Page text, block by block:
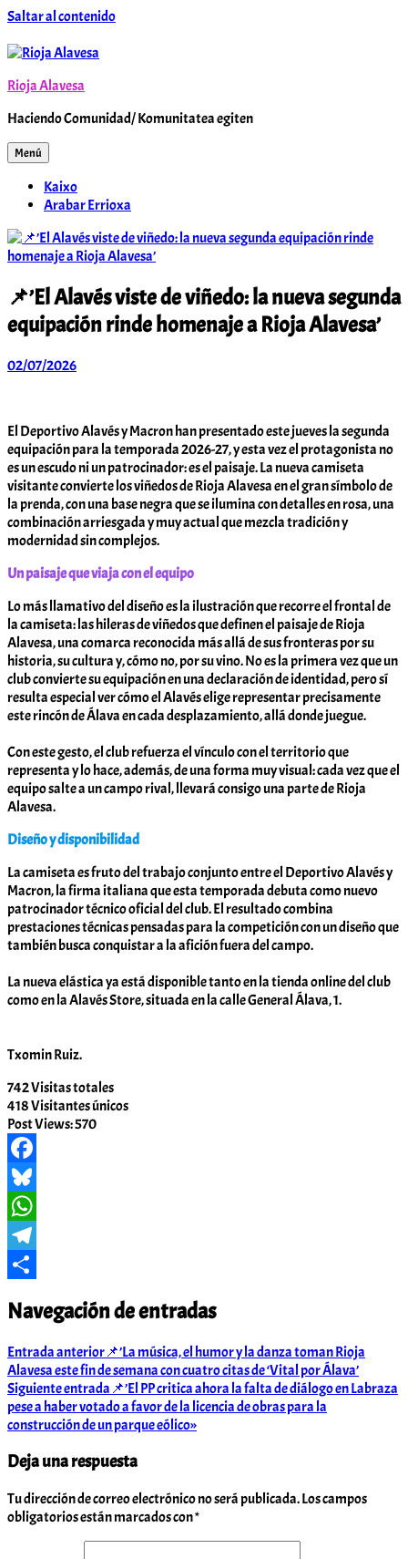
Saltar al contenido
Rioja Alavesa
Haciendo Comunidad/ Komunitatea egiten
Menú
Kaixo
Arabar Errioxa
📌’El Alavés viste de viñedo: la nueva segunda
equipación rinde homenaje a Rioja Alavesa’
02/07/2026
El Deportivo Alavés y Macron han presentado este jueves la segunda
equipación para la temporada 2026-27, y esta vez el protagonista no
es un escudo ni un patrocinador: es el paisaje. La nueva camiseta
visitante convierte los viñedos de Rioja Alavesa en el gran símbolo de
la prenda, con una base negra que se ilumina con detalles en rosa, una
combinación arriesgada y muy actual que mezcla tradición y
modernidad sin complejos.
Un paisaje que viaja con el equipo
Lo más llamativo del diseño es la ilustración que recorre el frontal de
la camiseta: las hileras de viñedos que definen el paisaje de Rioja
Alavesa, una comarca reconocida más allá de sus fronteras por su
historia, su cultura y, cómo no, por su vino. No es la primera vez que un
club convierte su equipación en una declaración de identidad, pero sí
resulta especial ver cómo el Alavés elige representar precisamente
este rincón de Álava en cada desplazamiento, allá donde juegue.
Con este gesto, el club refuerza el vínculo con el territorio que
representa y lo hace, además, de una forma muy visual: cada vez que el
equipo salte a un campo rival, llevará consigo una parte de Rioja
Alavesa.
Diseño y disponibilidad
La camiseta es fruto del trabajo conjunto entre el Deportivo Alavés y
Macron, la firma italiana que esta temporada debuta como nuevo
patrocinador técnico oficial del club. El resultado combina
prestaciones técnicas pensadas para la competición con un diseño que
también busca conquistar a la afición fuera del campo.
La nueva elástica ya está disponible tanto en la tienda online del club
como en la Alavés Store, situada en la calle General Álava, 1.
Txomin Ruiz.
742Visitas totales
418Visitantes únicos
Post Views:570
Facebook
Bluesky
WhatsApp
Telegram
Navegación de entradas
Entrada anterior📌’La música, el humor y la danza toman Rioja
Alavesa este fin de semana con cuatro citas de ‘Vital por Álava’
Siguiente entrada 📌’El PP critica ahora la falta de diálogo en Labraza
pese a haber votado a favor de la licencia de obras para la
construcción de un parque eólico»
Deja una respuesta
Tu dirección de correo electrónico no será publicada.Los campos
obligatorios están marcados con*